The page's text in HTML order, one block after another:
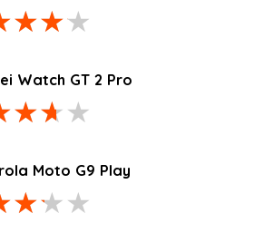
Watch GT 2 Pro
Moto G9 Play